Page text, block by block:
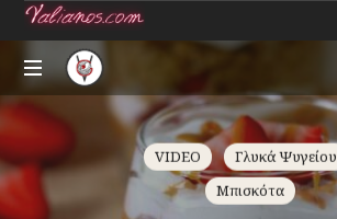
Giannos
recipes
VIDEO
Γλυκά Ψυγείου
Μπισκότα